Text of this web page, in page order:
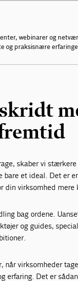
webinarer og
og praksisnære
skaber vi
et ideal. Det er
virksomhed mere
bag ordene.
og guides,
når virksomheder
erfaring. Det er